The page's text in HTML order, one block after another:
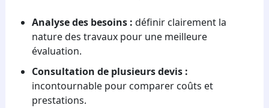
Analyse des besoins : définir clairement la
nature des travaux pour une meilleure
évaluation.
Consultation de plusieurs devis :
incontournable pour comparer coûts et
prestations.